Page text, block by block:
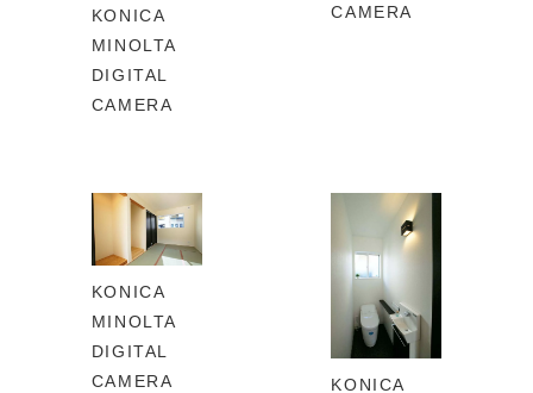
KONICA
MINOLTA
DIGITAL
CAMERA
CAMERA
KONICA
MINOLTA
DIGITAL
CAMERA
KONICA